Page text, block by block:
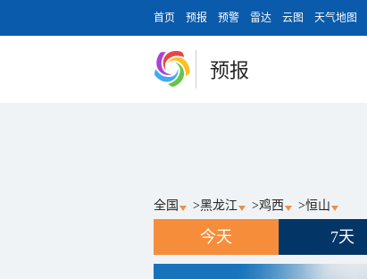
首页 预报 预警 雷达 云图 天气地图
预报
全国 >黑龙江 >鸡西 >恒山
今天 7天